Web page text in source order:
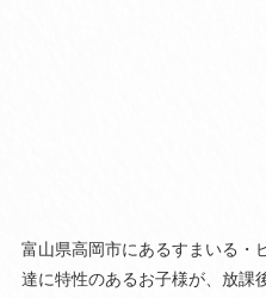
富山県高岡市にあるすまいる・
達に特性のあるお子様が、放課